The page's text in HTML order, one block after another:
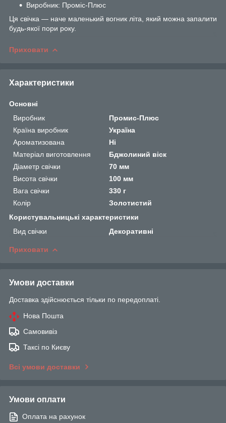
Виробник: Проміс-Плюс
Ця свічка — наче маленький вогник літа, який можна запалити
будь-якої пори року.
Приховати
Характеристики
Основні
Виробник
Промис-Плюс
Країна виробник
Україна
Ароматизована
Ні
Матеріал виготовлення
Бджолиний віск
Діаметр свічки
70 мм
Висота свічки
100 мм
Вага свічки
330 г
Колір
Золотистий
Користувальницькі характеристики
Вид свічки
Декоративні
Приховати
Умови доставки
Доставка здійснюється тільки по передоплаті.
Нова Пошта
Самовивіз
Таксі по Києву
Всі умови доставки
Умови оплати
Оплата на рахунок